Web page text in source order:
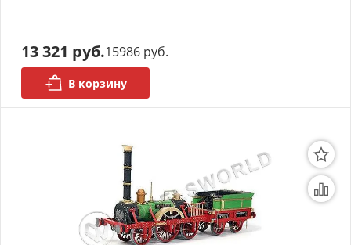
Деревянные 3D модели
Донышки для вязания
Деревянные шкатулки
Инструмент
Нестандартные заготовки
Новогодние изделия
13 321 руб.15986 руб.
В корзину